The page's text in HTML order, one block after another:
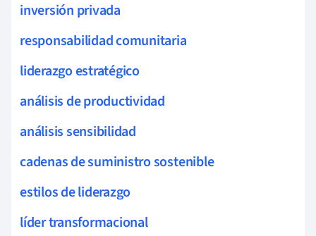
inversión privada
responsabilidad comunitaria
liderazgo estratégico
análisis de productividad
análisis sensibilidad
cadenas de suministro sostenible
estilos de liderazgo
líder transformacional